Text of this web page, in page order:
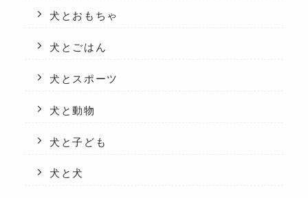
犬とおもちゃ
犬とごはん
犬とスポーツ
犬と動物
犬と子ども
犬と犬